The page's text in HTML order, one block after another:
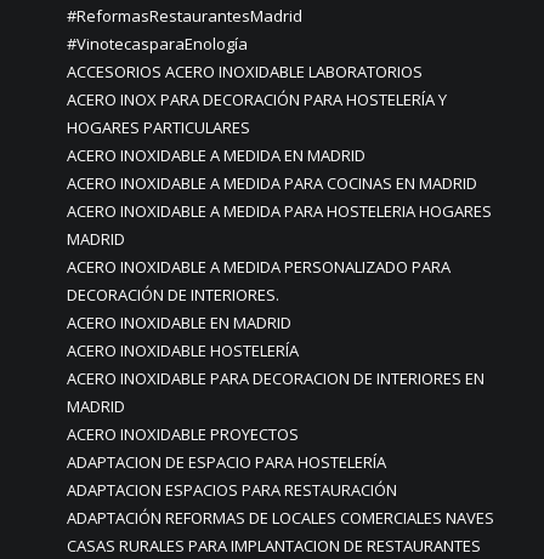
#ReformasRestaurantesMadrid
#VinotecasparaEnología
ACCESORIOS ACERO INOXIDABLE LABORATORIOS
ACERO INOX PARA DECORACIÓN PARA HOSTELERÍA Y
HOGARES PARTICULARES
ACERO INOXIDABLE A MEDIDA EN MADRID
ACERO INOXIDABLE A MEDIDA PARA COCINAS EN MADRID
ACERO INOXIDABLE A MEDIDA PARA HOSTELERIA HOGARES
MADRID
ACERO INOXIDABLE A MEDIDA PERSONALIZADO PARA
DECORACIÓN DE INTERIORES.
ACERO INOXIDABLE EN MADRID
ACERO INOXIDABLE HOSTELERÍA
ACERO INOXIDABLE PARA DECORACION DE INTERIORES EN
MADRID
ACERO INOXIDABLE PROYECTOS
ADAPTACION DE ESPACIO PARA HOSTELERÍA
ADAPTACION ESPACIOS PARA RESTAURACIÓN
ADAPTACIÓN REFORMAS DE LOCALES COMERCIALES NAVES
CASAS RURALES PARA IMPLANTACION DE RESTAURANTES